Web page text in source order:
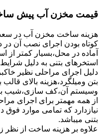
قیمت مخزن آب پیش
هزینه ساخت مخزن آب در
کوتاه بودن اجرای نصب آن
آماده در محل،بسیار کمتر از
استخرهای بتنی به دلیل
دلیل اجرای مراحلی نظیر
بتن ومیلگرد،هزینه بالای
وسیستم آن،کف سازی،شیب
از همه مهمتر برای اجرای
نیازدارد که تمامی موارد
بتنی میباشد.
علاوه بر هزینه ساخت از نظر